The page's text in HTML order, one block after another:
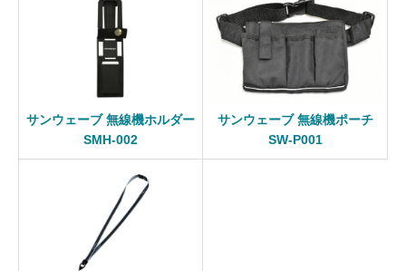
サンウェーブ 無線機ホルダー
SMH-002
サンウェーブ 無線機ポーチ
SW-P001